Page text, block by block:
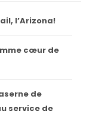
l’Arizona!
cœur de
de
service de